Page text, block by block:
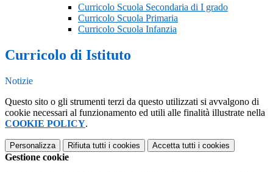
Curricolo Scuola Secondaria di I grado
Curricolo Scuola Primaria
Curricolo Scuola Infanzia
Curricolo di Istituto
Notizie
Questo sito o gli strumenti terzi da questo utilizzati si avvalgono di
cookie necessari al funzionamento ed utili alle finalità illustrate nella
COOKIE POLICY.
Personalizza Rifiuta tutti i cookies Accetta tutti i cookies
Gestione cookie